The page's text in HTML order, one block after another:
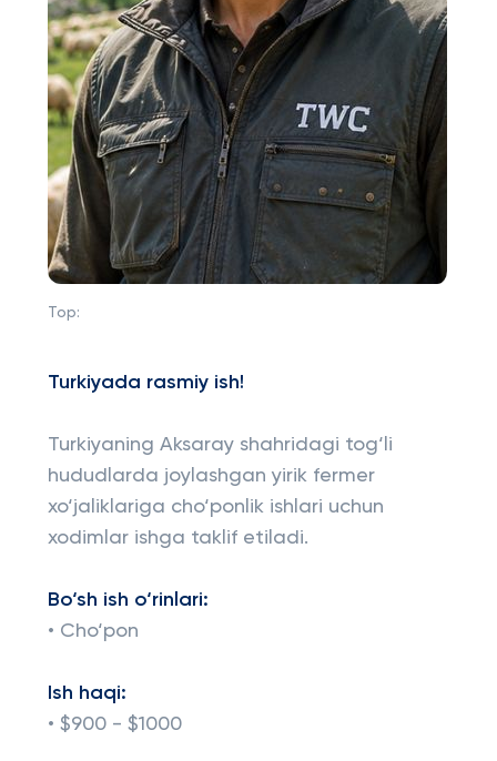
Top:
Turkiyada rasmiy ish!
Turkiyaning Aksaray shahridagi tog‘li
hududlarda joylashgan yirik fermer
xo‘jaliklariga cho‘ponlik ishlari uchun
xodimlar ishga taklif etiladi.
Bo‘sh ish o‘rinlari:
• Cho‘pon
Ish haqi:
• $900 - $1000